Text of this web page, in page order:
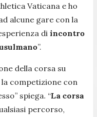
Vaticana e ho
alcune gare con la
di incontro
”.
della corsa su
competizione con
spiega. “La corsa
percorso,